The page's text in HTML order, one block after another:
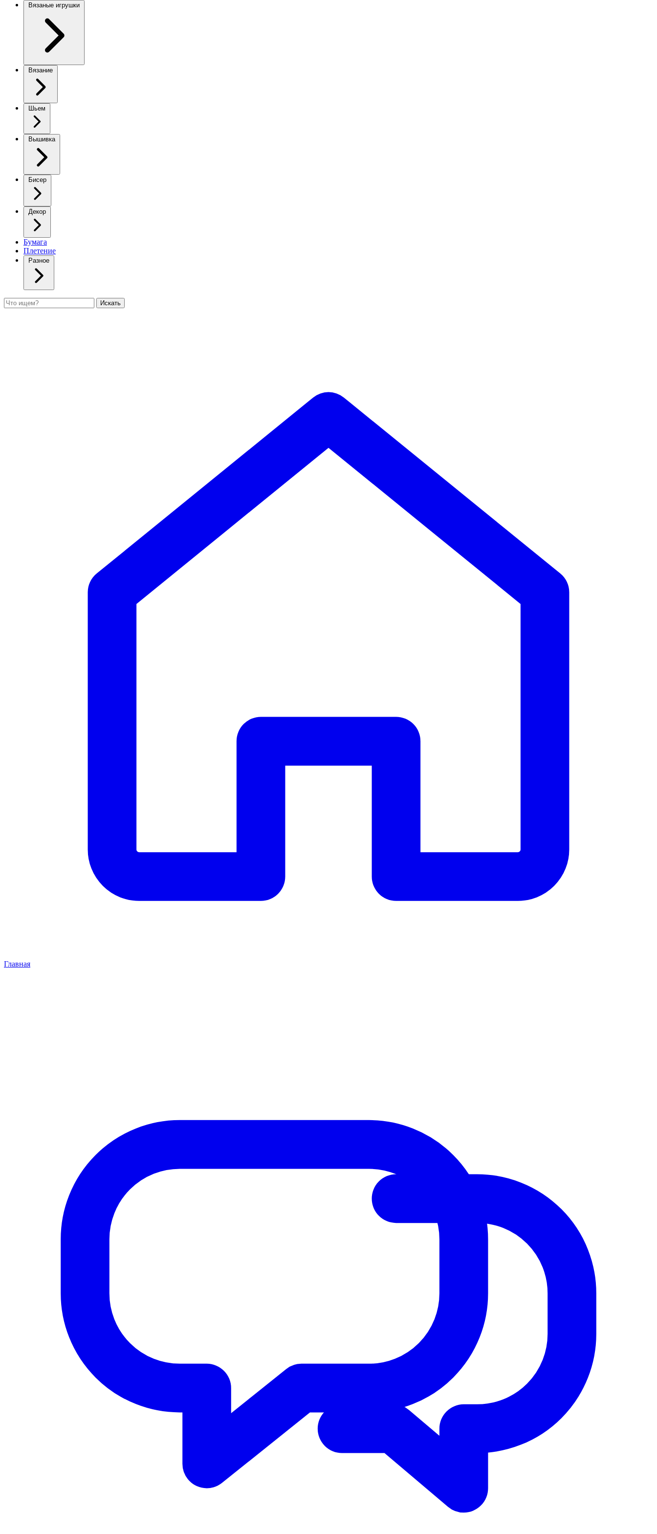
Вязаные игрушки
Вязание
Шьем
Вышивка
Бисер
Декор
Бумага
Плетение
Разное
Поиск Искать
Главная